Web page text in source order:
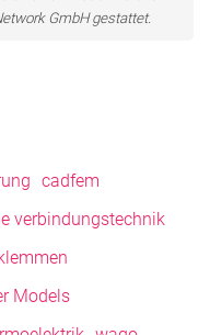
GmbH gestattet.
cadfem
verbindungstechnik
Models